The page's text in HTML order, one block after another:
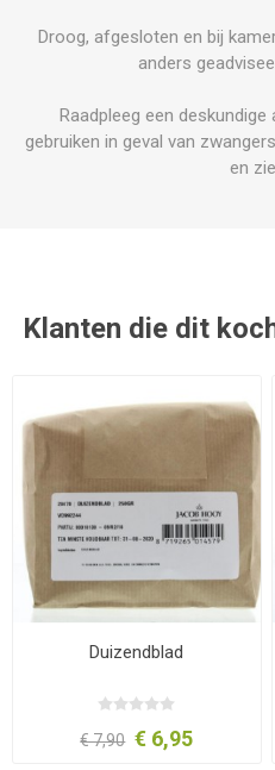
Droog, afgesloten en bij
anders
Raadpleeg een
gebruiken in geval van
en
Klanten die dit
Duizendblad
€ 7,90 € 6,95